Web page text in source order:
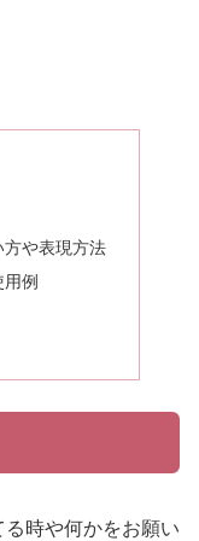
方や表現方法
例
時や何かをお願い